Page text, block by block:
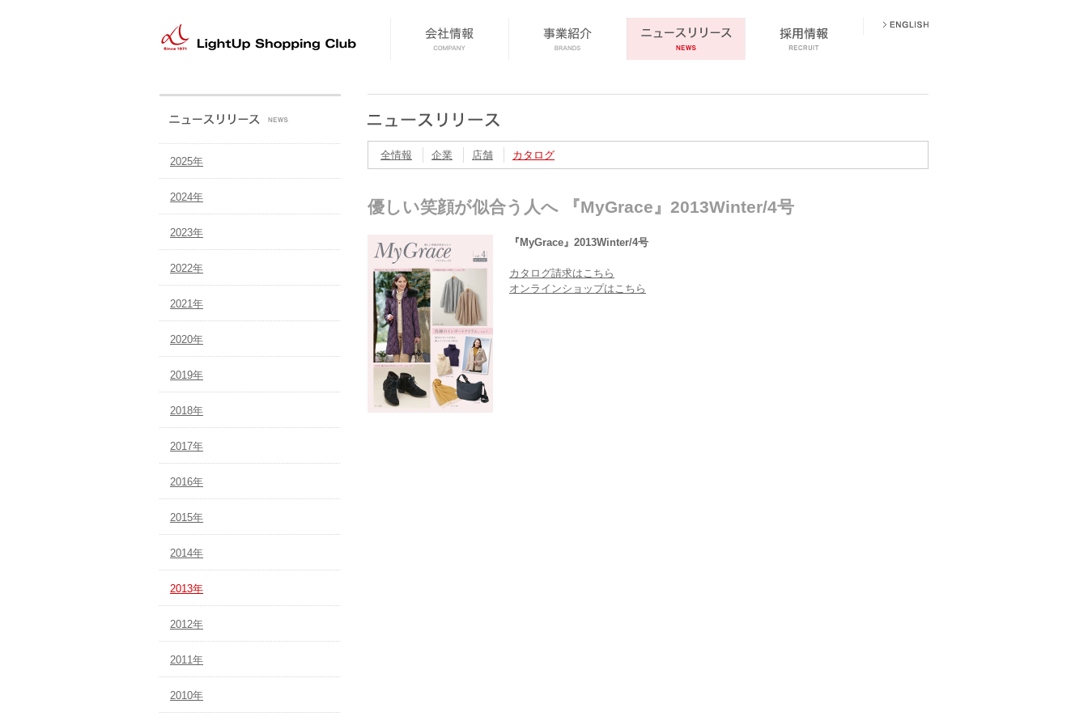
文
へ
全情報 企業 店舗 カタログ
優しい笑顔が似合う人へ 『MyGrace』2013Winter/4号
『MyGrace』2013Winter/4号
カタログ請求はこちら
オンラインショップはこちら
2025年
2024年
2023年
2022年
2021年
2020年
2019年
2018年
2017年
2016年
2015年
2014年
2013年
2012年
2011年
2010年